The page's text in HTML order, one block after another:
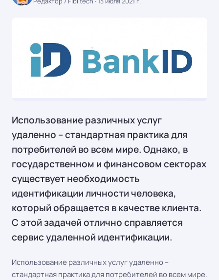
Использование различных услуг
удаленно – стандартная практика для
потребителей во всем мире. Однако, в
государственном и финансовом секторах
существует необходимость
идентификации личности человека,
который обращается в качестве клиента.
С этой задачей отлично справляется
сервис удаленной идентификации.
Использование различных услуг удаленно –
стандартная практика для потребителей во всем мире.